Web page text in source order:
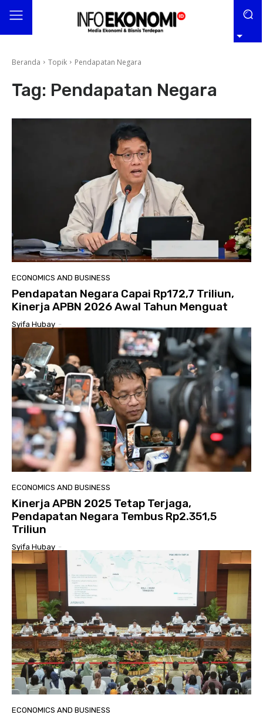
Beranda Topik Pendapatan Negara
Tag: Pendapatan Negara
ECONOMICS AND BUSINESS
Pendapatan Negara Capai Rp172,7 Triliun,
Kinerja APBN 2026 Awal Tahun Menguat
Syifa Hubay -
ECONOMICS AND BUSINESS
Kinerja APBN 2025 Tetap Terjaga,
Pendapatan Negara Tembus Rp2.351,5
Triliun
Syifa Hubay -
ECONOMICS AND BUSINESS